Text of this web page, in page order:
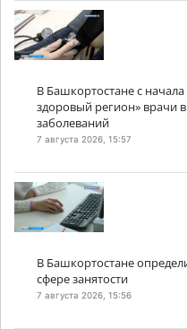
В Башкортостане с
здоровый регион» врачи
заболеваний
7 августа 2026, 15:57
В Башкортостане
сфере занятости
7 августа 2026, 15:56